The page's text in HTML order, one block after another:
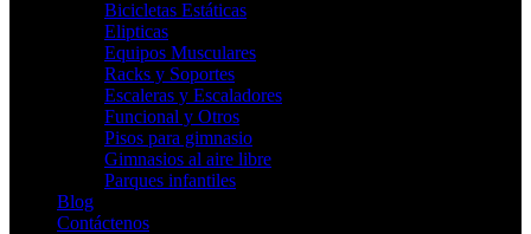
Bicicletas Estáticas
Elipticas
Equipos Musculares
Racks y Soportes
Escaleras y Escaladores
Funcional y Otros
Pisos para gimnasio
Gimnasios al aire libre
Parques infantiles
Blog
Contáctenos